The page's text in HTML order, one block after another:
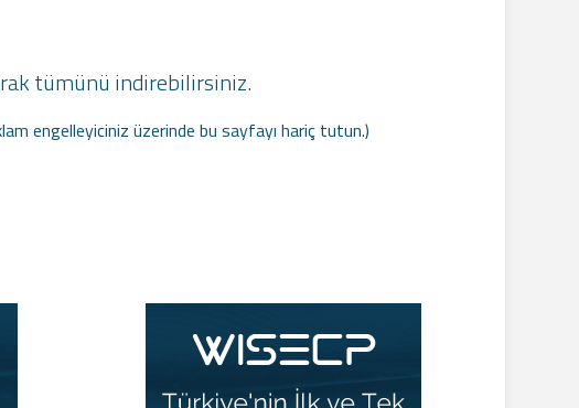
tümünü indirebilirsiniz.
engelleyiciniz üzerinde bu sayfayı hariç tutun.)